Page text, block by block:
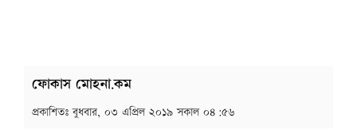
ফোকাস মোহনা.কম
প্রকাশিতঃবুধবার, ০৩ এপ্রিল ২০১৯ সকাল ০৪:৫৬